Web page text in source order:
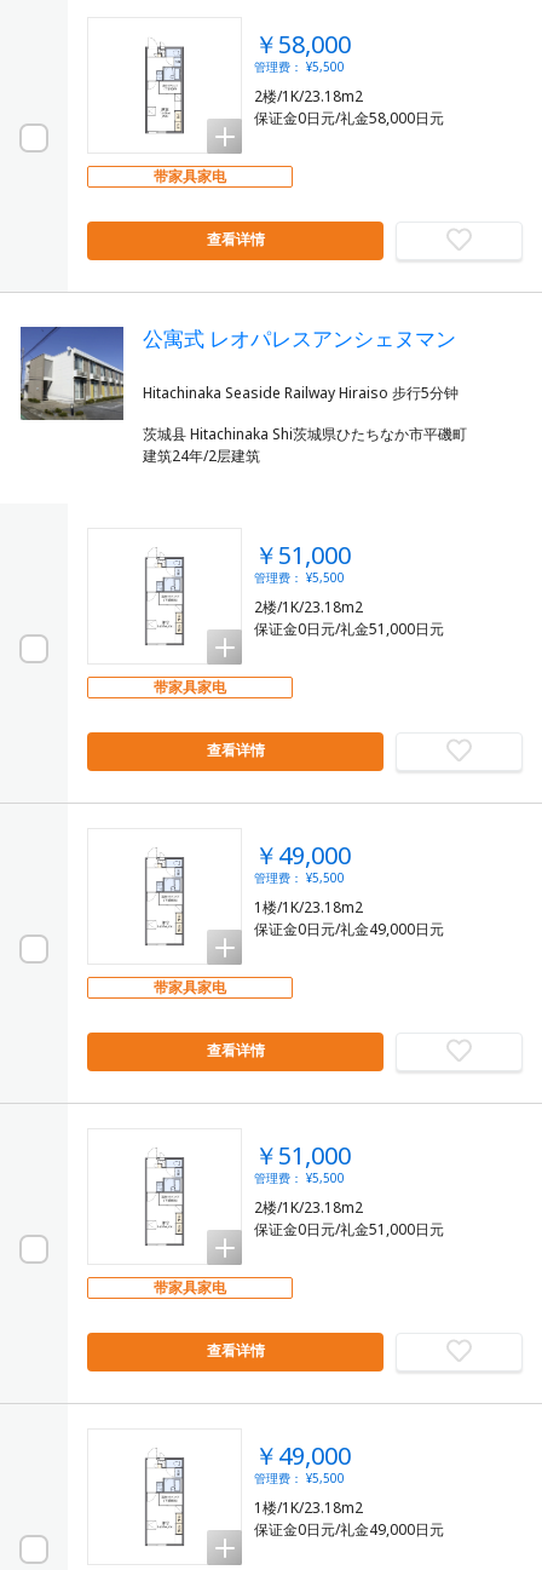
￥58,000
管理费： ¥5,500
2楼/1K/23.18m2
保证金0日元/礼金58,000日元
带家具家电
查看详情
公寓式 レオパレスアンシェヌマン
茨城县 Hitachinaka Shi茨城県ひたちなか市平磯町
建筑24年/2层建筑
￥51,000
管理费： ¥5,500
2楼/1K/23.18m2
保证金0日元/礼金51,000日元
带家具家电
查看详情
￥49,000
管理费： ¥5,500
1楼/1K/23.18m2
保证金0日元/礼金49,000日元
带家具家电
查看详情
￥51,000
管理费： ¥5,500
2楼/1K/23.18m2
保证金0日元/礼金51,000日元
带家具家电
查看详情
￥49,000
管理费： ¥5,500
1楼/1K/23.18m2
保证金0日元/礼金49,000日元